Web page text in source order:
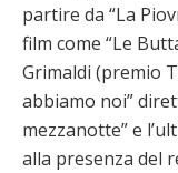
partire da “La
film come “Le
Grimaldi (premio
abbiamo noi”
mezzanotte” e
alla presenza del